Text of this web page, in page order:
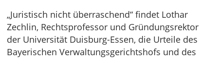
„Juristisch nicht überraschend“ findet Lothar
Zechlin, Rechtsprofessor und Gründungsrektor
der Universität Duisburg-Essen, die Urteile des
Bayerischen Verwaltungsgerichtshofs und des